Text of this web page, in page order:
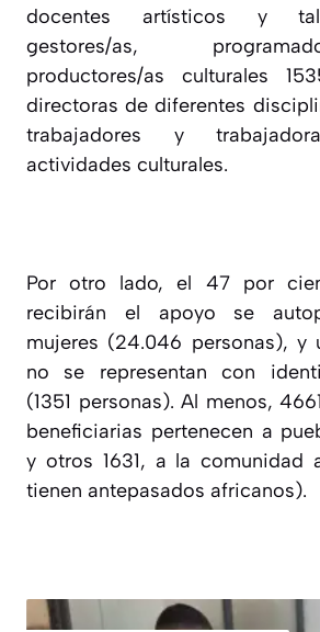
docentes artísticos y
gestores/as,
productores/as culturales
directoras de diferentes
trabajadores y
actividades culturales.
Por otro lado, el 47 por
recibirán el apoyo se
mujeres (24.046 personas), y
no se representan con
(1351 personas). Al menos,
beneficiarias pertenecen a
y otros 1631, a la comunidad
tienen antepasados africanos).